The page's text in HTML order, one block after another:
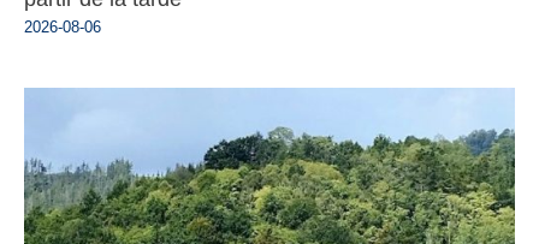
2026-08-06